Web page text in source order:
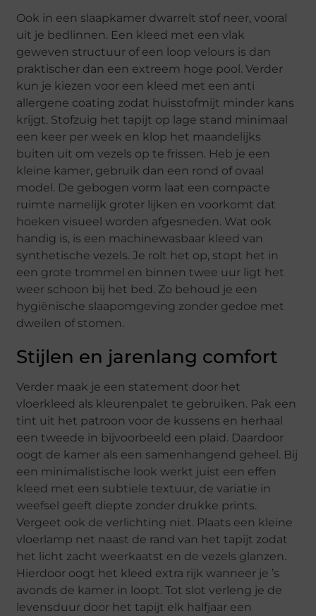
Ook in een slaapkamer dwarrelt stof neer, vooral
uit je bedlinnen. Een kleed met een vlak
geweven structuur of een loop velours is dan
praktischer dan een extreem hoge pool. Verder
kun je kiezen voor een kleed met een anti
allergene coating zodat huisstofmijt minder kans
krijgt. Stofzuig het tapijt op lage stand minimaal
een keer per week en klop het maandelijks
buiten uit om vezels op te frissen. Heb je een
kleine kamer, gebruik dan een rond of ovaal
model. De gebogen vorm laat een compacte
ruimte namelijk groter lijken en voorkomt dat
hoeken visueel worden afgesneden. Wat ook
handig is, is een machinewasbaar kleed van
synthetische vezels. Je rolt het op, stopt het in
een grote trommel en binnen twee uur ligt het
weer schoon bij het bed. Zo behoud je een
hygiënische slaapomgeving zonder gedoe met
dweilen of stomen.
Stijlen en jarenlang comfort
Verder maak je een statement door het
vloerkleed als kleurenpalet te gebruiken. Pak een
tint uit het patroon voor de kussens en herhaal
een tweede in bijvoorbeeld een plaid. Daardoor
oogt de kamer als een samenhangend geheel. Bij
een minimalistische look werkt juist een effen
kleed met een subtiele textuur, de variatie in
weefsel geeft diepte zonder drukke prints.
Vergeet ook de verlichting niet. Plaats een kleine
vloerlamp net naast de rand van het tapijt zodat
het licht zacht weerkaatst en de vezels glanzen.
Hierdoor oogt het kleed extra rijk wanneer je ’s
avonds de kamer in loopt. Tot slot verleng je de
levensduur door het tapijt elk halfjaar een